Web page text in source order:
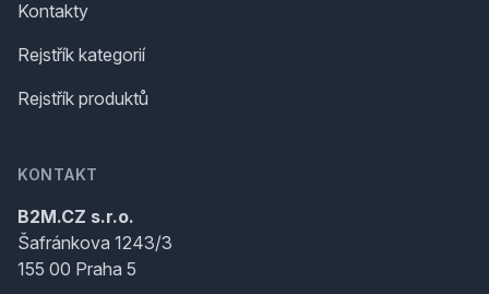
Kontakty
Rejstřík kategorií
Rejstřík produktů
KONTAKT
B2M.CZ s.r.o.
Šafránkova 1243/3
155 00 Praha 5